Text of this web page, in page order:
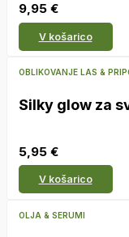
9,95 €
V košarico
OBLIKOVANJE LAS &
Silky glow za
5,95 €
V košarico
OLJA & SERUMI